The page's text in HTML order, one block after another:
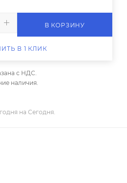
В КОРЗИНУ
В 1 КЛИК
с НДС.
наличия.
на Сегодня.